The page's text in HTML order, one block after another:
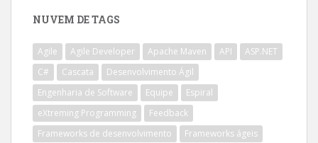
NUVEM DE TAGS
Agile Agile Developer Apache Maven API
ASP.NET
C#
Cascata
Desenvolvimento Ágil
Engenharia de Software
Equipe
Espiral
eXtreming Programming
Feedback
Frameworks de desenvolvimento
Frameworks ágeis